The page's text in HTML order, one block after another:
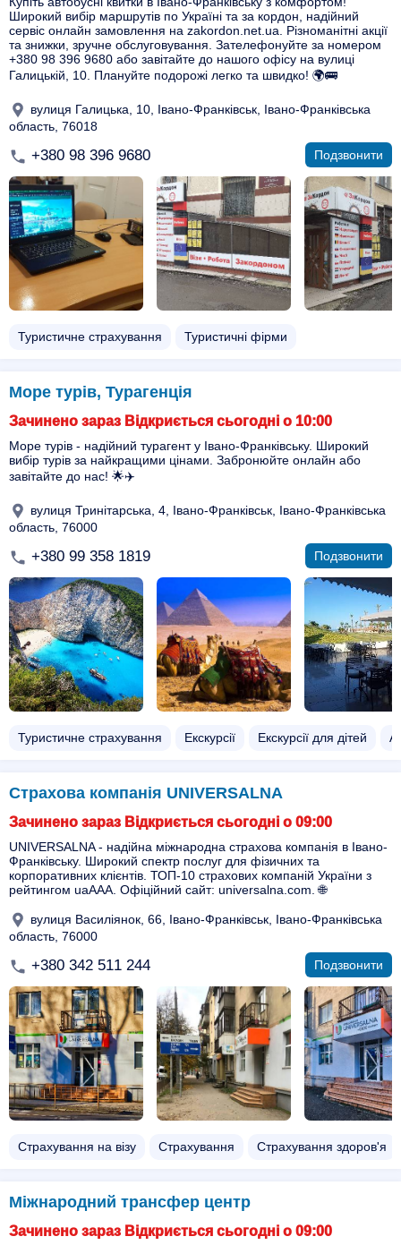
Широкий вибір маршрутів по Україні та за кордон, надійний
сервіс онлайн замовлення на zakordon.net.ua. Різноманітні акції
та знижки, зручне обслуговування. Зателефонуйте за номером
+380 98 396 9680 або завітайте до нашого офісу на вулиці
Галицькій, 10. Плануйте подорожі легко та швидко! 🌍🚌
вулиця Галицька, 10, Івано-Франківськ, Івано-Франківська
область, 76018
+380 98 396 9680 Подзвонити
Туристичне страхування Туристичні фірми
Море турів, Турагенція
Зачинено зараз Відкриється сьогодні о 10:00
Море турів - надійний турагент у Івано-Франківську. Широкий
вибір турів за найкращими цінами. Забронюйте онлайн або
завітайте до нас! 🌟✈️
вулиця Тринітарська, 4, Івано-Франківськ, Івано-Франківська
область, 76000
+380 99 358 1819 Подзвонити
Туристичне страхування Екскурсії Екскурсії для дітей
Страхова компанія UNIVERSALNA
Зачинено зараз Відкриється сьогодні о 09:00
UNIVERSALNA - надійна міжнародна страхова компанія в Івано-
Франківську. Широкий спектр послуг для фізичних та
корпоративних клієнтів. ТОП-10 страхових компаній України з
рейтингом uaAAA. Офіційний сайт: universalna.com. 🌐
вулиця Василіянок, 66, Івано-Франківськ, Івано-Франківська
область, 76000
+380 342 511 244 Подзвонити
Страхування на візу Страхування Страхування здоров'я
Міжнародний трансфер центр
Зачинено зараз Відкриється сьогодні о 09:00